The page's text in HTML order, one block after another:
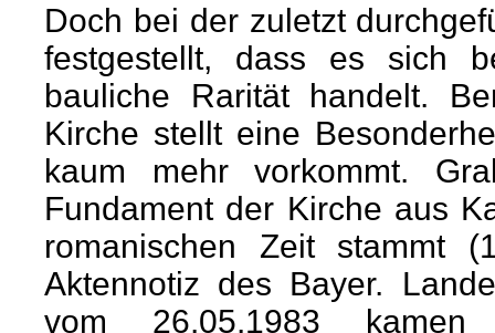
Doch bei der zuletzt
festgestellt, dass es sich
bauliche Rarität handelt.
Kirche stellt eine
kaum mehr vorkommt.
Fundament der Kirche aus
romanischen Zeit stammt
Aktennotiz des Bayer.
vom 26.05.1983